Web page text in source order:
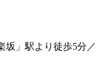
坂」駅より徒歩5分／